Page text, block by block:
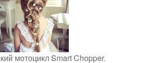
мотоцикл Smart Chopper.